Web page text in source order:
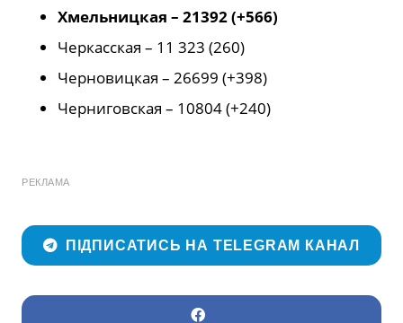
Хмельницкая – 21392 (+566)
Черкасская – 11 323 (260)
Черновицкая – 26699 (+398)
Черниговская – 10804 (+240)
РЕКЛАМА
ПІДПИСАТИСЬ НА TELEGRAM КАНАЛ